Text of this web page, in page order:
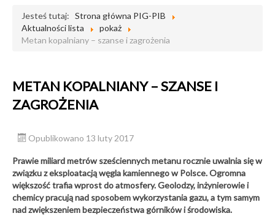
Jesteś tutaj: Strona główna PIG-PIB
Aktualności lista
pokaż
Metan kopalniany – szanse i zagrożenia
METAN KOPALNIANY – SZANSE I
ZAGROŻENIA
Opublikowano 13 luty 2017
Prawie miliard metrów sześciennych metanu rocznie uwalnia się w
związku z eksploatacją węgla kamiennego w Polsce. Ogromna
większość trafia wprost do atmosfery. Geolodzy, inżynierowie i
chemicy pracują nad sposobem wykorzystania gazu, a tym samym
nad zwiększeniem bezpieczeństwa górników i środowiska.